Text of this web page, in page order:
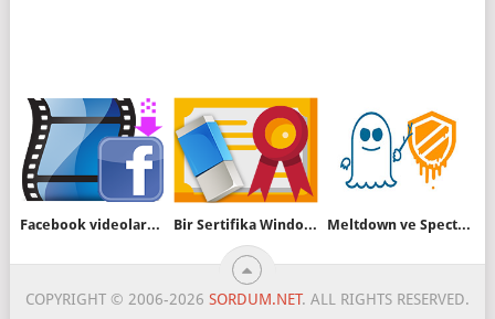
Facebook videolarını giriş yapmadan izle yada indir Bir Sertifika Windowstan tamamen nasıl silinir Meltdown ve Spectre açıkları nedir nasıl korunuruz
COPYRIGHT © 2006-2026 SORDUM.NET. ALL RIGHTS RESERVED.